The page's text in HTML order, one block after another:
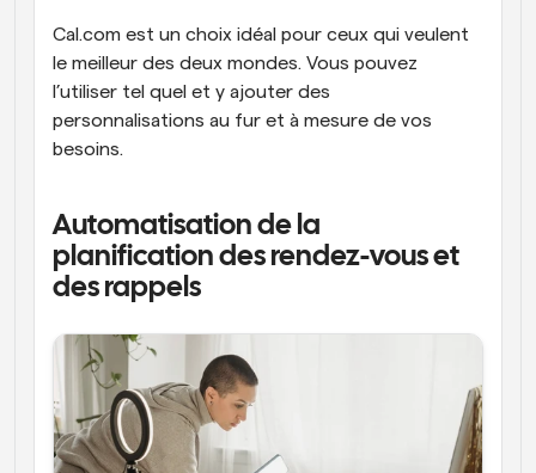
Cal.com est un choix idéal pour ceux qui veulent
le meilleur des deux mondes. Vous pouvez
l’utiliser tel quel et y ajouter des
personnalisations au fur et à mesure de vos
besoins.
Automatisation de la
planification des rendez-vous et
des rappels